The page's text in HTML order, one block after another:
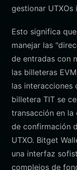
gestionar UTXOs
Esto significa
manejar las
de entradas con
las billeteras
las interacciones
billetera TIT se
transacción en la
de confirmación
UTXO. Bitget
una interfaz
complejos de